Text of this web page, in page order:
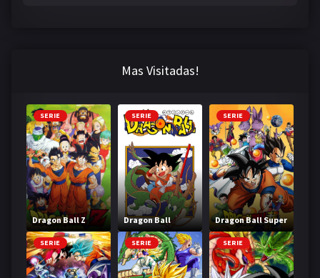
Mas Visitadas!
SERIE
Dragon Ball Z
SERIE
Dragon Ball
SERIE
Dragon Ball Super
SERIE SERIE SERIE